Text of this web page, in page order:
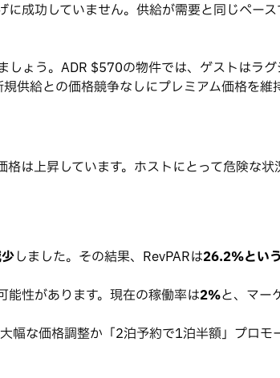
成功していません。供給が需要と同じペー
ょう。ADR $570の物件では、ゲストはラグ
供給との価格競争なしにプレミアム価格を維
格は上昇しています。ホストにとって危険な状
しました。その結果、RevPARは26.2%とい
能性があります。現在の稼働率は2%と、マー
幅な価格調整か「2泊予約で1泊半額」プロモ